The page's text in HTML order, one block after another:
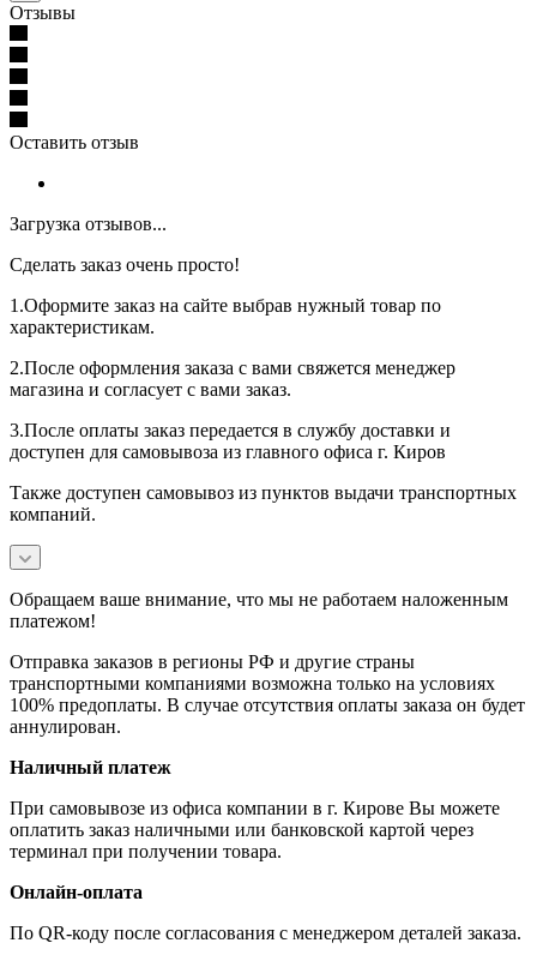
Отзывы
Оставить отзыв
Загрузка отзывов...
Сделать заказ очень просто!
1.Оформите заказ на сайте выбрав нужный товар по
характеристикам.
2.После оформления заказа с вами свяжется менеджер
магазина и согласует с вами заказ.
3.После оплаты заказ передается в службу доставки и
доступен для самовывоза из главного офиса г. Киров
Также доступен самовывоз из пунктов выдачи транспортных
компаний.
Обращаем ваше внимание, что мы не работаем наложенным
платежом!
Отправка заказов в регионы РФ и другие страны
транспортными компаниями возможна только на условиях
100% предоплаты. В случае отсутствия оплаты заказа он будет
аннулирован.
Наличный платеж
При самовывозе из офиса компании в г. Кирове Вы можете
оплатить заказ наличными или банковской картой через
терминал при получении товара.
Онлайн-оплата
По QR-коду после согласования с менеджером деталей заказа.